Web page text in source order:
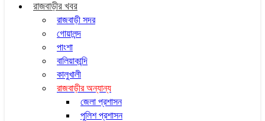
রাজবাড়ীর খবর
রাজবাড়ী সদর
গোয়ালন্দ
পাংশা
বালিয়াকান্দি
কালুখালী
রাজবাড়ীর অন্যান্য
জেলা প্রশাসন
পুলিশ প্রশাসন